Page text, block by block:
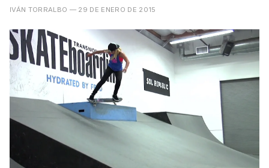
IVÁN TORRALBO — 29 DE ENERO DE 2015